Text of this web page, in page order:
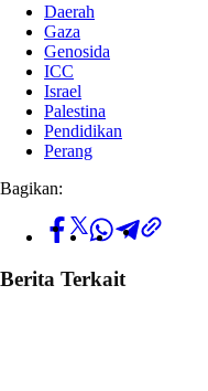
Daerah
Gaza
Genosida
ICC
Israel
Palestina
Pendidikan
Perang
Bagikan:
Berita Terkait